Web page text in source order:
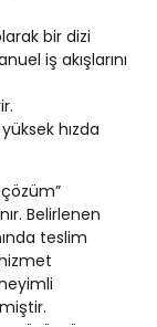
bir dizi
iş akışlarını
hızda
Belirlenen
teslim